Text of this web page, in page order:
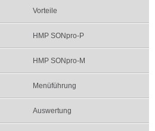
Vorteile
HMP SONpro-P
HMP SONpro-M
Menüführung
Auswertung